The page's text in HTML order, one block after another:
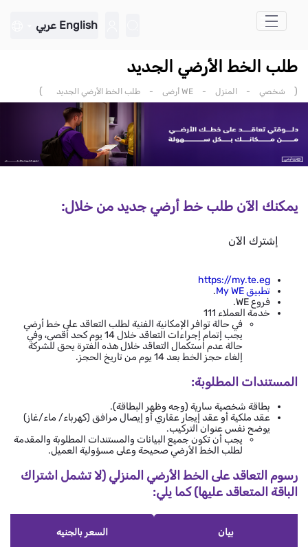
تخطي إلى المحتوى الرئيسي
English عربي
طلب الخط الأرضي الجديد
( شخصي - المنزل - WE أرضى - طلب الخط الأرضي الجديد )
يمكنك الآن طلب خط أرضي جديد من خلال:
إشترك الآن
https://my.te.eg
تطبيق My WE
.
فروع WE.
خدمة العملاء 111
في حالة توافر الإمكانية الفنية لطلب التعاقد على خط أرضي
يجب إتمام إجراءات التعاقد خلال 14 يوم كحد أقصى، وفي
حالة عدم استكمال التعاقد خلال هذه الفترة يحق للشركة
إلغاء حجز الخط بعد 14 يوم من تاريخ الحجز.
المستندات المطلوبة:
بطاقة شخصية سارية (وجه وظهر البطاقة).
عقد ملكية أو عقد إيجار عقاري أو إيصال مرافق (كهرباء/ ماء/غاز)
يوضح نفس عنوان التركيب.
يجب أن تكون جميع البيانات والمستندات المطلوبة والمقدمة
لطلب الخط الأرضي صحيحة وعلى مسؤولية العميل.
رسوم التعاقد على الخط الأرضي المنزلي (لا تشمل اشتراك
الباقة المتعاقد عليها) كما يلي:
بيان السعر بالجنيه